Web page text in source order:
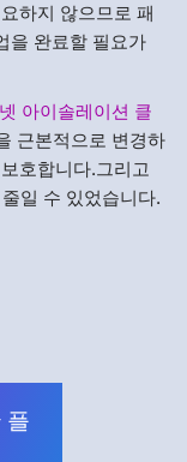
하지 않으므로 패
을 완료할 필요가
아이솔레이션 클
근본적으로 변경하
호합니다.그리고
일 수 있었습니다.
플